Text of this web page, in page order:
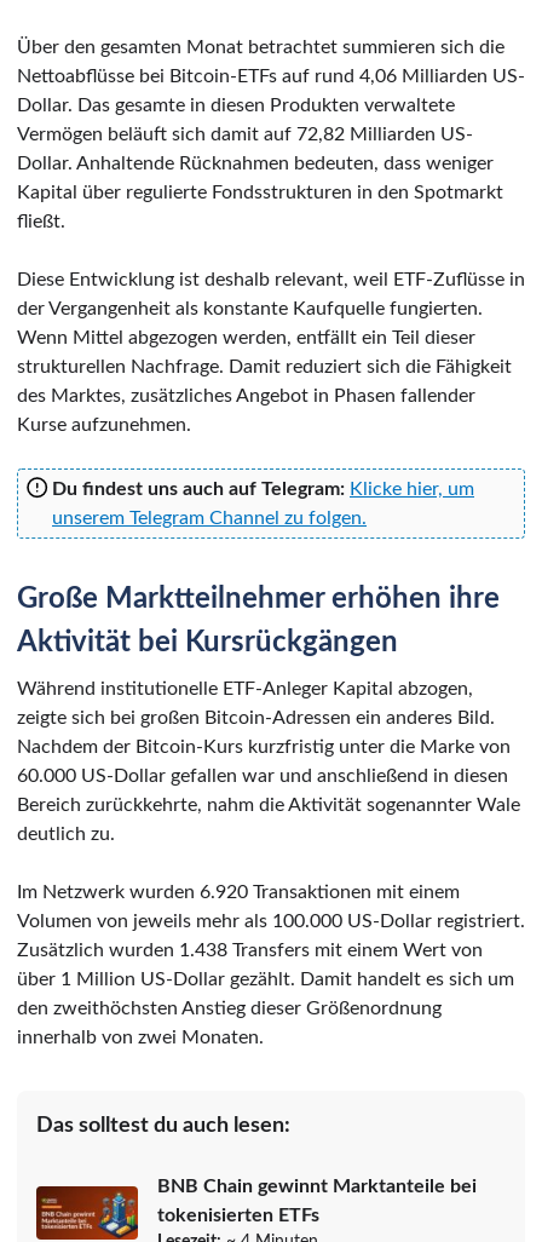
Über den gesamten Monat betrachtet summieren sich die
Nettoabflüsse bei Bitcoin-ETFs auf rund 4,06 Milliarden US-
Dollar. Das gesamte in diesen Produkten verwaltete
Vermögen beläuft sich damit auf 72,82 Milliarden US-
Dollar. Anhaltende Rücknahmen bedeuten, dass weniger
Kapital über regulierte Fondsstrukturen in den Spotmarkt
fließt.
Diese Entwicklung ist deshalb relevant, weil ETF-Zuflüsse in
der Vergangenheit als konstante Kaufquelle fungierten.
Wenn Mittel abgezogen werden, entfällt ein Teil dieser
strukturellen Nachfrage. Damit reduziert sich die Fähigkeit
des Marktes, zusätzliches Angebot in Phasen fallender
Kurse aufzunehmen.
Du findest uns auch auf Telegram: Klicke hier, um
unserem Telegram Channel zu folgen.
Große Marktteilnehmer erhöhen ihre
Aktivität bei Kursrückgängen
Während institutionelle ETF-Anleger Kapital abzogen,
zeigte sich bei großen Bitcoin-Adressen ein anderes Bild.
Nachdem der Bitcoin-Kurs kurzfristig unter die Marke von
60.000 US-Dollar gefallen war und anschließend in diesen
Bereich zurückkehrte, nahm die Aktivität sogenannter Wale
deutlich zu.
Im Netzwerk wurden 6.920 Transaktionen mit einem
Volumen von jeweils mehr als 100.000 US-Dollar registriert.
Zusätzlich wurden 1.438 Transfers mit einem Wert von
über 1 Million US-Dollar gezählt. Damit handelt es sich um
den zweithöchsten Anstieg dieser Größenordnung
innerhalb von zwei Monaten.
Das solltest du auch lesen:
BNB Chain gewinnt Marktanteile bei
tokenisierten ETFs